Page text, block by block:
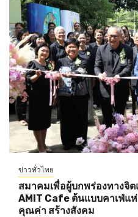
ข่าวทั่วไทย
สมาคมเพื่อผู้บกพร่องทางจิต
AMIT Cafe ต้นแบบคาเฟ่แ
คุณค่า สร้างสังคม